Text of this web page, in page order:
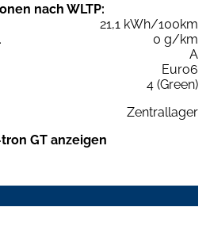
nach WLTP:
21,1 kWh/100km
0 g/km
A
Euro6
4 (Green)
Zentrallager
GT anzeigen